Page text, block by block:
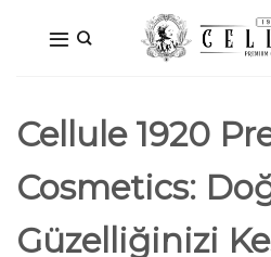
Cellule 1920
Cosmetics:
Güzelliğinizi